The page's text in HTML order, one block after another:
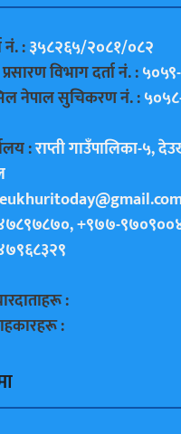
नं. :३५८२६५/२०८१/०८२
विभाग दर्ता नं. :
नेपाल सुचिकरण नं. :
:राप्ती गाउँपालिका-५,
+९७७-
:
: